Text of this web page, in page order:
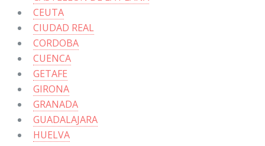
CEUTA
CIUDAD REAL
CORDOBA
CUENCA
GETAFE
GIRONA
GRANADA
GUADALAJARA
HUELVA